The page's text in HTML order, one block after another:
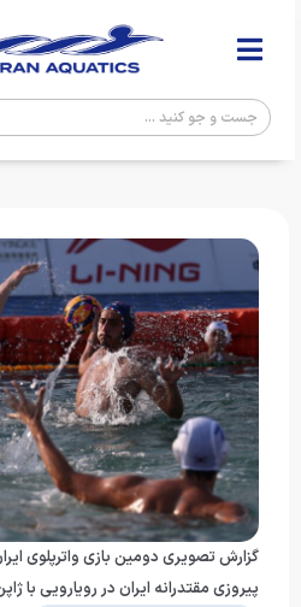
گزارش تصویری دومین بازی واترپلوی
پیروزی مقتدرانه ایران در رویارویی با ژاپن